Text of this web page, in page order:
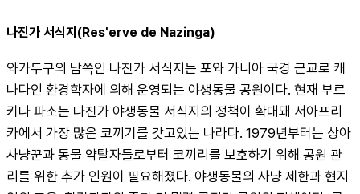
나진가 서식지(Res'erve de Nazinga)
와가두구의 남쪽인 나진가 서식지는 포와 가니아 국경 근교로 캐
나다인 환경학자에 의해 운영되는 야생동물 공원이다. 현재 부르
키나 파소는 나진가 야생동물 서식지의 정책이 확대돼 서아프리
카에서 가장 많은 코끼기를 갖고있는 나라다. 1979년부터는 상아
사냥꾼과 동물 약탈자들로부터 코끼리를 보호하기 위해 공원 관
리를 위한 추가 인원이 필요해졌다. 야생동물의 사냥 제한과 현지